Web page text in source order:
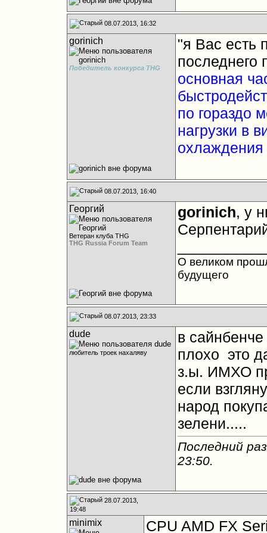
08.07.2013, 16:32
gorinich
Победитель конкурса THG
"я Вас есть
последнего
основная
по гораздо
нагрузки в
охлаждения
08.07.2013, 16:40
Георгий
Ветеран клуба THG
THG Russia Forum Team
gorinich, у
О великом
будущего
08.07.2013, 23:33
dude
любитель троек нахаляву
в
плохо это
з.ы. ИМХО
если
народ
зелени.....
Последний
23:50.
28.07.2013,
19:48
minimix CPU AMD FX